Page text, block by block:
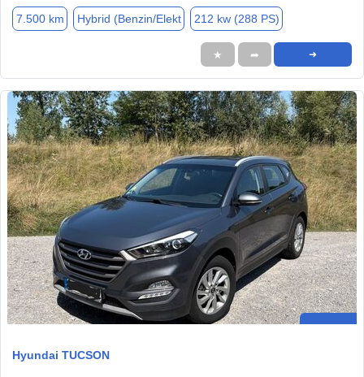
7.500 km Hybrid (Benzin/Elekt 212 kw (288 PS)
★ ➦ ➜
Hyundai TUCSON